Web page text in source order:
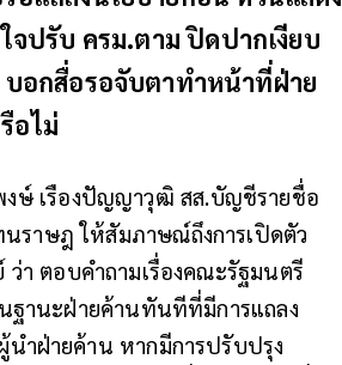
จปรับ ครม.ตาม ปิดปากเงียบ
อกสื่อรอจับตาทำหน้าที่ฝ่าย
อไม่
งษ์ เรืองปัญญาวุฒิ สส.บัญชีรายชื่อ
ราษฎ ให้สัมภาษณ์ถึงการเปิดตัว
า ตอบคำถามเรื่องคณะรัฐมนตรี
ฐานะฝ่ายค้านทันทีที่มีการแถลง
ำฝ่ายค้าน หากมีการปรับปรุง